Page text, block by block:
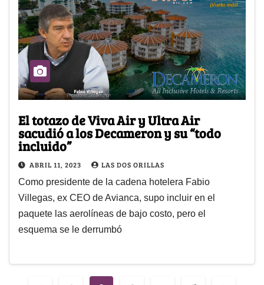
El totazo de Viva Air y Ultra Air
sacudió a los Decameron y su “todo
incluido”
ABRIL 11, 2023 LAS DOS ORILLAS
Como presidente de la cadena hotelera Fabio
Villegas, ex CEO de Avianca, supo incluir en el
paquete las aerolíneas de bajo costo, pero el
esquema se le derrumbó